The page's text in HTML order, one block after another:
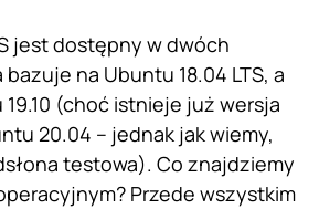
jest dostępny w dwóch
na Ubuntu 18.04 LTS, a
(choć istnieje już wersja
20.04 – jednak jak wiemy,
testowa). Co znajdziemy
Przede wszystkim